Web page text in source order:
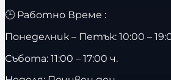
🕒 Работно Време :
Понеделник – Петък: 10:00 –
Събота: 11:00 – 17:00 ч.